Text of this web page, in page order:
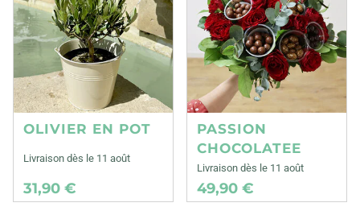
OLIVIER EN POT
Livraison dès le 11 août
31,90 €
PASSION
CHOCOLATEE
Livraison dès le 11 août
49,90 €